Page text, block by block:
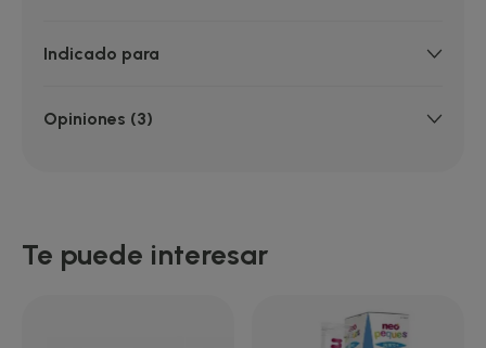
Indicado para
Opiniones (3)
Te puede interesar